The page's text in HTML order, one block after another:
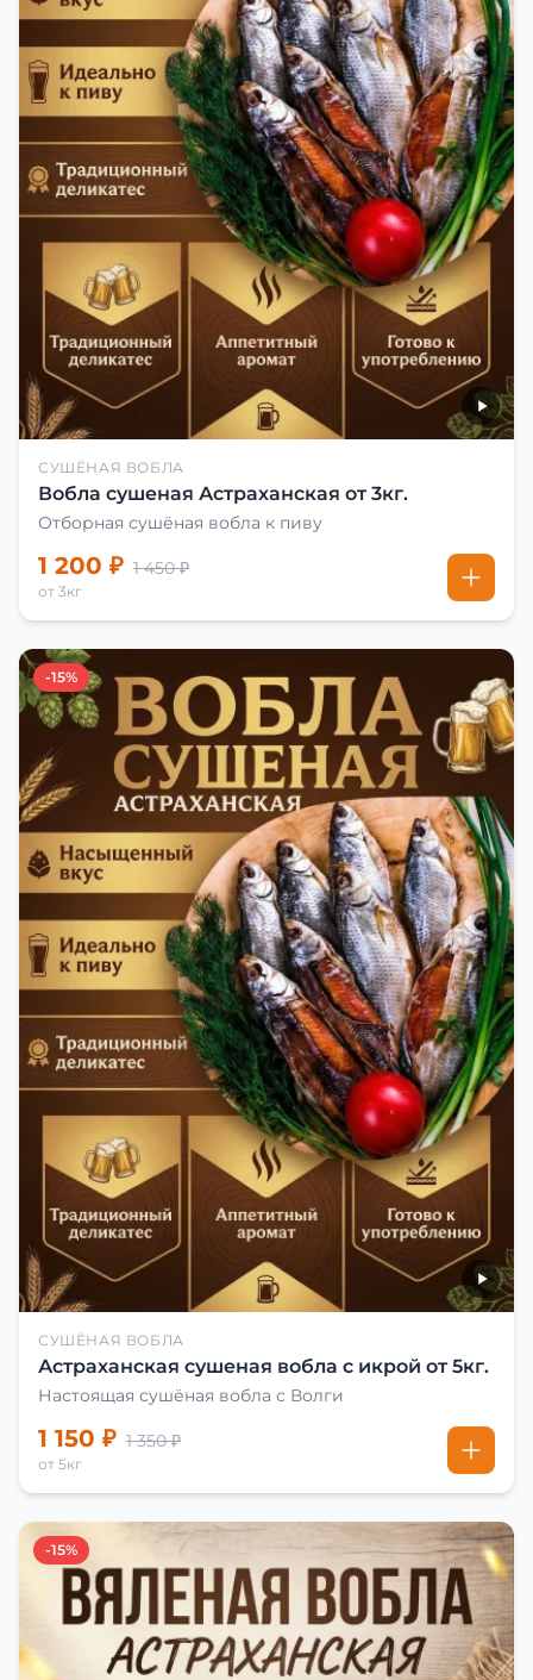
СУШЁНАЯ ВОБЛА
Вобла сушеная Астраханская от 3кг.
Отборная сушёная вобла к пиву
1 200 ₽ 1 450 ₽
от 3кг
-15%
СУШЁНАЯ ВОБЛА
Астраханская сушеная вобла с икрой от 5кг.
Настоящая сушёная вобла с Волги
1 150 ₽ 1 350 ₽
от 5кг
-15%